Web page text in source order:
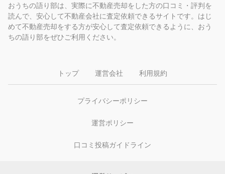
おうちの語り部は、実際に不動産売却をした方の口コミ・評判を
読んで、安心して不動産会社に査定依頼できるサイトです。はじ
めて不動産売却をする方が安心して査定依頼できるように、おう
ちの語り部をぜひご利用ください。
トップ 運営会社 利用規約
プライバシーポリシー
運営ポリシー
口コミ投稿ガイドライン